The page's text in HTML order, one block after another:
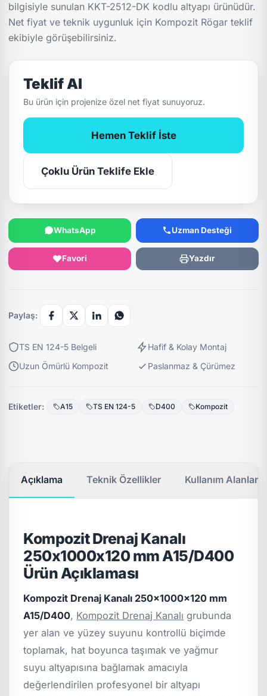
bilgisiyle sunulan KKT-2512-DK kodlu altyapı ürünüdür.
Net fiyat ve teknik uygunluk için Kompozit Rögar teklif
ekibiyle görüşebilirsiniz.
Teklif Al
Bu ürün için projenize özel net fiyat sunuyoruz.
Hemen Teklif İste
Çoklu Ürün Teklife Ekle
WhatsApp Uzman Desteği
Favori Yazdır
Paylaş:
TS EN 124-5 Belgeli
Hafif & Kolay Montaj
Uzun Ömürlü Kompozit
Paslanmaz & Çürümez
Etiketler: A15 TS EN 124-5 D400 Kompozit
Açıklama Teknik Özellikler Kullanım Alanları
Kompozit Drenaj Kanalı
250x1000x120 mm A15/D400
Ürün Açıklaması
Kompozit Drenaj Kanalı 250x1000x120 mm
A15/D400, Kompozit Drenaj Kanalı grubunda
yer alan ve yüzey suyunu kontrollü biçimde
toplamak, hat boyunca taşımak ve yağmur
suyu altyapısına bağlamak amacıyla
değerlendirilen profesyonel bir altyapı